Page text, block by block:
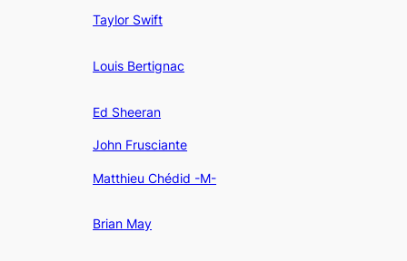
Taylor Swift
Louis Bertignac
Ed Sheeran
John Frusciante
Matthieu Chédid -M-
Brian May